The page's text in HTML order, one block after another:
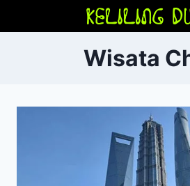
Wisata